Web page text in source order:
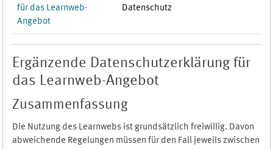
für das Learnweb-
Angebot
Datenschutz
Ergänzende Datenschutzerklärung für
das Learnweb-Angebot
Zusammenfassung
Die Nutzung des Learnwebs ist grundsätzlich freiwillig. Davon
abweichende Regelungen müssen für den Fall jeweils zwischen